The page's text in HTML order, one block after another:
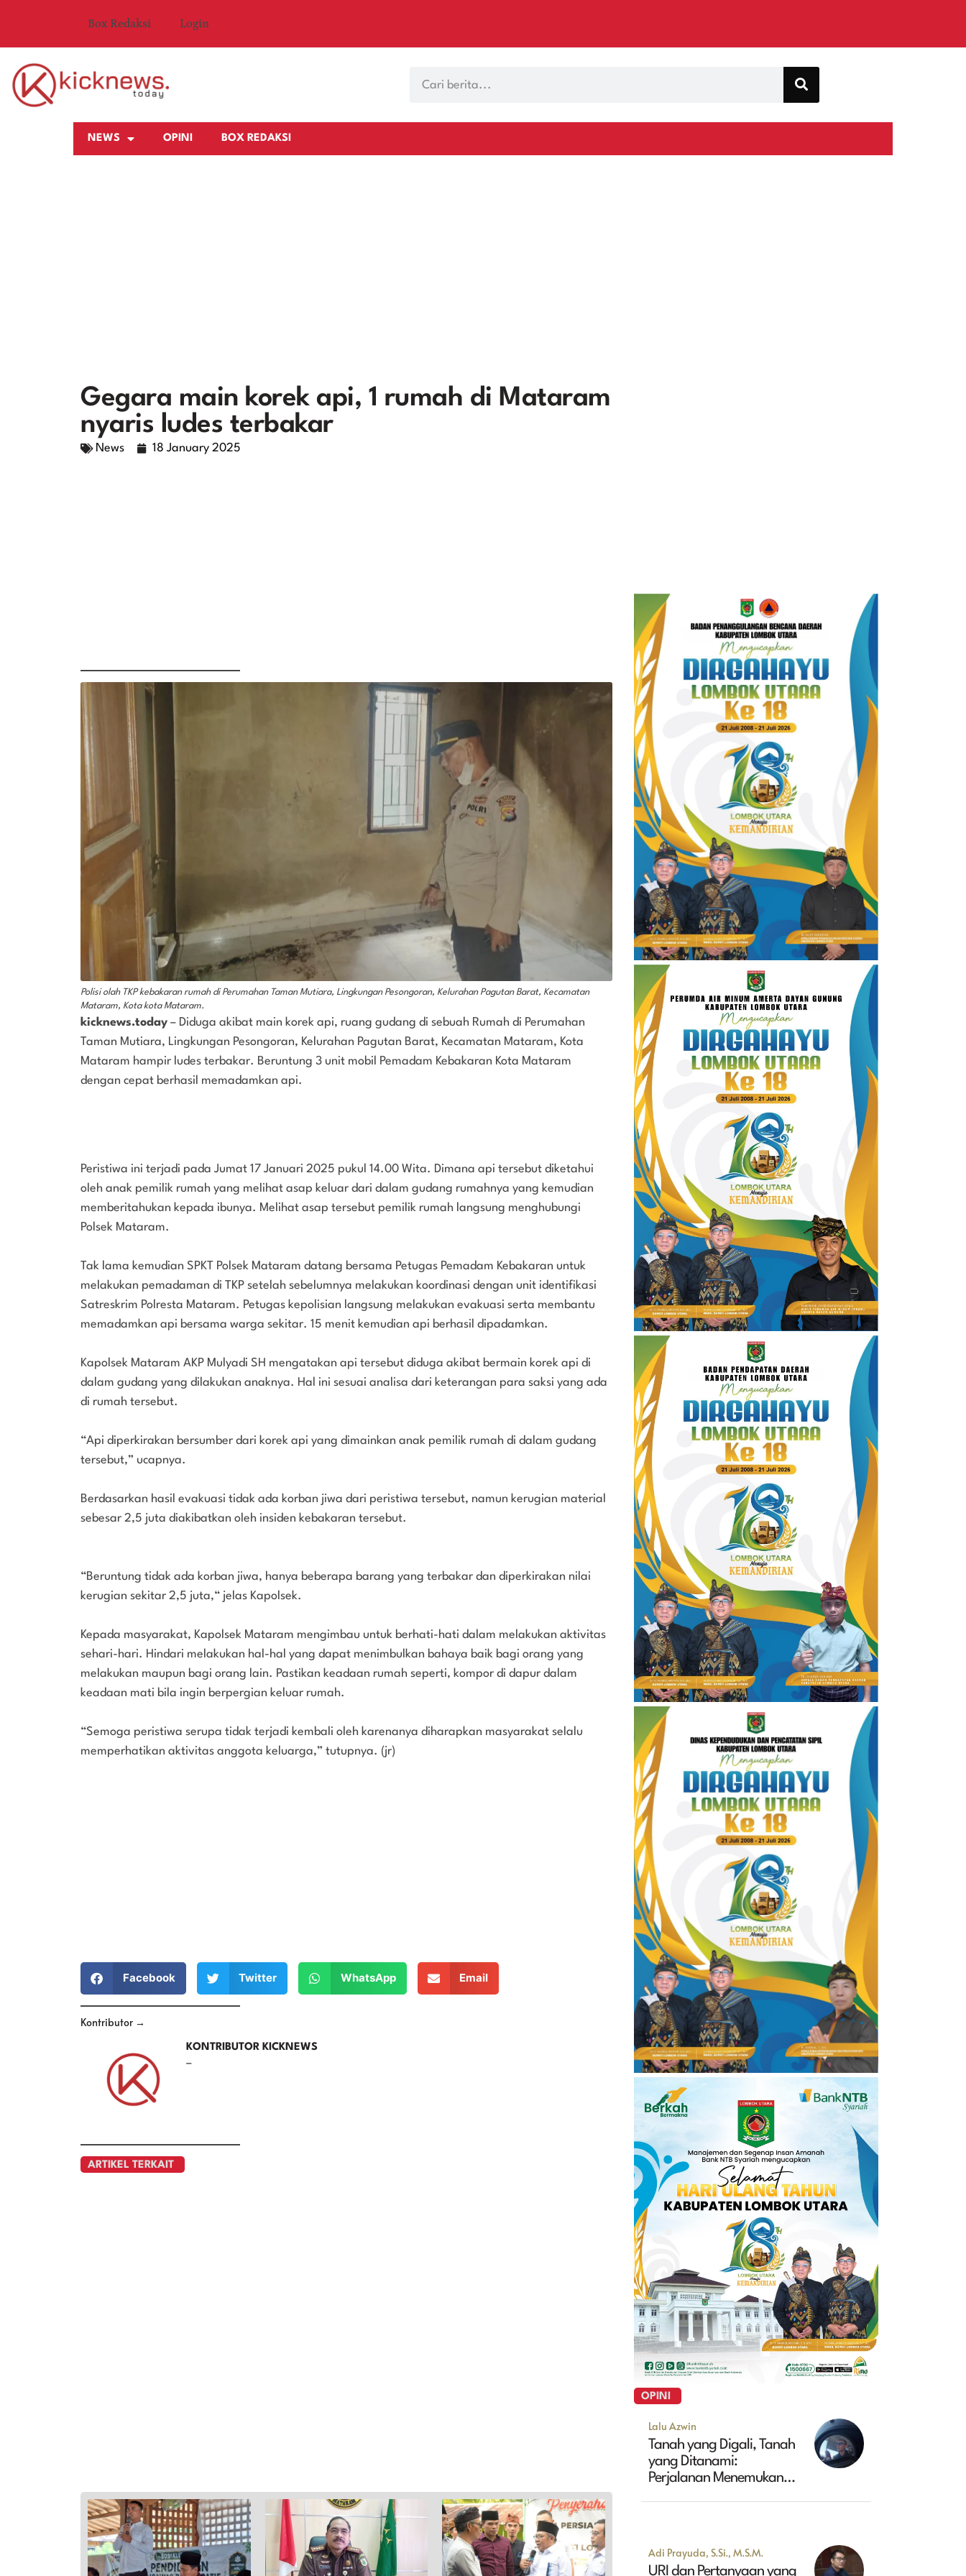
Box Redaksi Login
NEWS OPINI BOX REDAKSI
Gegara main korek api, 1 rumah di Mataram
nyaris ludes terbakar
News 18 January 2025
Polisi olah TKP kebakaran rumah di Perumahan Taman Mutiara, Lingkungan Pesongoran, Kelurahan Pagutan Barat, Kecamatan
Mataram, Kota kota Mataram.
kicknews.today – Diduga akibat main korek api, ruang gudang di sebuah Rumah di Perumahan
Taman Mutiara, Lingkungan Pesongoran, Kelurahan Pagutan Barat, Kecamatan Mataram, Kota
Mataram hampir ludes terbakar. Beruntung 3 unit mobil Pemadam Kebakaran Kota Mataram
dengan cepat berhasil memadamkan api.
Peristiwa ini terjadi pada Jumat 17 Januari 2025 pukul 14.00 Wita. Dimana api tersebut diketahui
oleh anak pemilik rumah yang melihat asap keluar dari dalam gudang rumahnya yang kemudian
memberitahukan kepada ibunya. Melihat asap tersebut pemilik rumah langsung menghubungi
Polsek Mataram.
Tak lama kemudian SPKT Polsek Mataram datang bersama Petugas Pemadam Kebakaran untuk
melakukan pemadaman di TKP setelah sebelumnya melakukan koordinasi dengan unit identifikasi
Satreskrim Polresta Mataram. Petugas kepolisian langsung melakukan evakuasi serta membantu
memadamkan api bersama warga sekitar. 15 menit kemudian api berhasil dipadamkan.
Kapolsek Mataram AKP Mulyadi SH mengatakan api tersebut diduga akibat bermain korek api di
dalam gudang yang dilakukan anaknya. Hal ini sesuai analisa dari keterangan para saksi yang ada
di rumah tersebut.
“Api diperkirakan bersumber dari korek api yang dimainkan anak pemilik rumah di dalam gudang
tersebut,” ucapnya.
Berdasarkan hasil evakuasi tidak ada korban jiwa dari peristiwa tersebut, namun kerugian material
sebesar 2,5 juta diakibatkan oleh insiden kebakaran tersebut.
“Beruntung tidak ada korban jiwa, hanya beberapa barang yang terbakar dan diperkirakan nilai
kerugian sekitar 2,5 juta,“ jelas Kapolsek.
Kepada masyarakat, Kapolsek Mataram mengimbau untuk berhati-hati dalam melakukan aktivitas
sehari-hari. Hindari melakukan hal-hal yang dapat menimbulkan bahaya baik bagi orang yang
melakukan maupun bagi orang lain. Pastikan keadaan rumah seperti, kompor di dapur dalam
keadaan mati bila ingin berpergian keluar rumah.
“Semoga peristiwa serupa tidak terjadi kembali oleh karenanya diharapkan masyarakat selalu
memperhatikan aktivitas anggota keluarga,” tutupnya. (jr)
Facebook Twitter WhatsApp Email
Kontributor →
KONTRIBUTOR KICKNEWS
–
ARTIKEL TERKAIT
OPINI
Lalu Azwin
Tanah yang Digali, Tanah
yang Ditanami:
Perjalanan Menemukan
Adi Prayuda, S.Si., M.S.M.
URI dan Pertanyaan yang